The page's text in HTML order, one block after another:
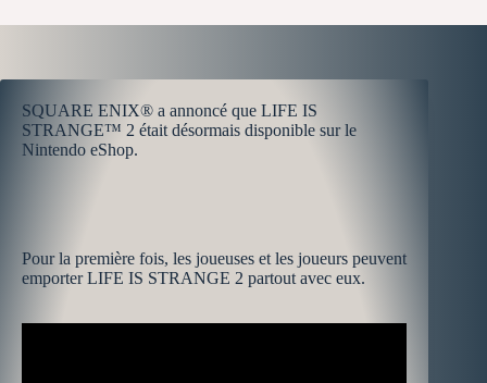
SQUARE ENIX® a annoncé que LIFE IS
STRANGE™ 2 était désormais disponible sur le
Nintendo eShop.
Pour la première fois, les joueuses et les joueurs peuvent
emporter LIFE IS STRANGE 2 partout avec eux.